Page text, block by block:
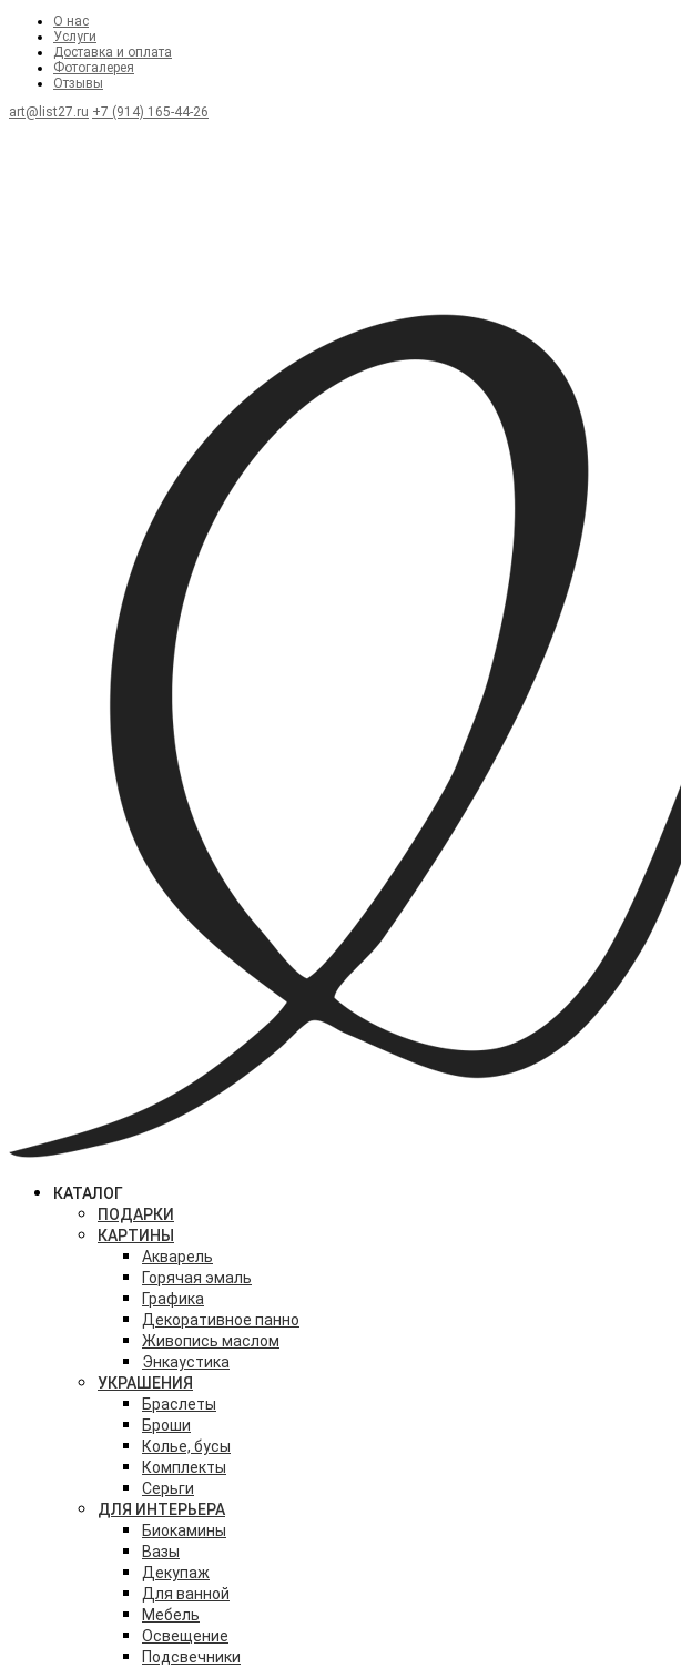
О нас
Услуги
Доставка и оплата
Фотогалерея
Отзывы
art@list27.ru +7 (914) 165-44-26
КАТАЛОГ
ПОДАРКИ
КАРТИНЫ
Акварель
Горячая эмаль
Графика
Декоративное панно
Живопись маслом
Энкаустика
УКРАШЕНИЯ
Браслеты
Броши
Колье, бусы
Комплекты
Серьги
ДЛЯ ИНТЕРЬЕРА
Биокамины
Вазы
Декупаж
Для ванной
Мебель
Освещение
Подсвечники